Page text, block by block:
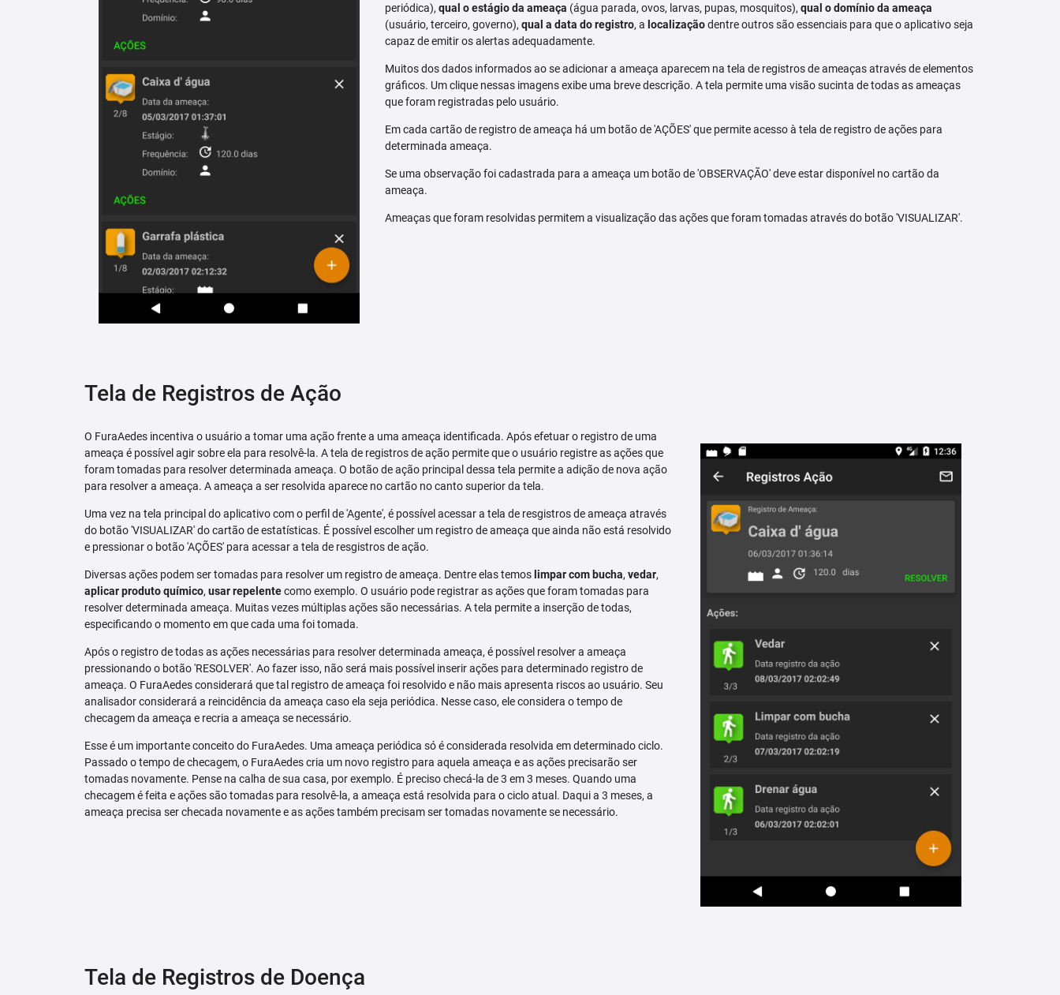
periódica),qual o estágio da ameaça (água parada, ovos, larvas, pupas, mosquitos),qual o domínio da ameaça
(usuário, terceiro, governo),qual a data do registro, a localizaçãodentre outros são essenciais para que o aplicativo seja
capaz de emitir os alertas adequadamente.
Muitos dos dados informados ao se adicionar a ameaça aparecem na tela de registros de ameaças através de elementos
gráficos. Um clique nessas imagens exibe uma breve descrição. A tela permite uma visão sucinta de todas as ameaças
que foram registradas pelo usuário.
Em cada cartão de registro de ameaça há um botão de 'AÇÕES' que permite acesso à tela de registro de ações para
determinada ameaça.
Se uma observação foi cadastrada para a ameaça um botão de 'OBSERVAÇÃO' deve estar disponível no cartão da
ameaça.
Ameaças que foram resolvidas permitem a visualização das ações que foram tomadas através do botão 'VISUALIZAR'.
Tela de Registros de Ação
O FuraAedes incentiva o usuário a tomar uma ação frente a uma ameaça identificada. Após efetuar o registro de uma
ameaça é possível agir sobre ela para resolvê-la. A tela de registros de ação permite que o usuário registre as ações que
foram tomadas para resolver determinada ameaça. O botão de ação principal dessa tela permite a adição de nova ação
para resolver a ameaça. A ameaça a ser resolvida aparece no cartão no canto superior da tela.
Uma vez na tela principal do aplicativo com o perfil de 'Agente', é possível acessar a tela de resgistros de ameaça através
do botão 'VISUALIZAR' do cartão de estatísticas. É possível escolher um registro de ameaça que ainda não está resolvido
e pressionar o botão 'AÇÕES' para acessar a tela de resgistros de ação.
Diversas ações podem ser tomadas para resolver um registro de ameaça. Dentre elas temos limpar com bucha, vedar,
aplicar produto químico, usar repelentecomo exemplo. O usuário pode registrar as ações que foram tomadas para
resolver determinada ameaça. Muitas vezes múltiplas ações são necessárias. A tela permite a inserção de todas,
especificando o momento em que cada uma foi tomada.
Após o registro de todas as ações necessárias para resolver determinada ameaça, é possível resolver a ameaça
pressionando o botão 'RESOLVER'. Ao fazer isso, não será mais possível inserir ações para determinado registro de
ameaça. O FuraAedes considerará que tal registro de ameaça foi resolvido e não mais apresenta riscos ao usuário. Seu
analisador considerará a reincidência da ameaça caso ela seja periódica. Nesse caso, ele considera o tempo de
checagem da ameaça e recria a ameaça se necessário.
Esse é um importante conceito do FuraAedes. Uma ameaça periódica só é considerada resolvida em determinado ciclo.
Passado o tempo de checagem, o FuraAedes cria um novo registro para aquela ameaça e as ações precisarão ser
tomadas novamente. Pense na calha de sua casa, por exemplo. É preciso checá-la de 3 em 3 meses. Quando uma
checagem é feita e ações são tomadas para resolvê-la, a ameaça está resolvida para o ciclo atual. Daqui a 3 meses, a
ameaça precisa ser checada novamente e as ações também precisam ser tomadas novamente se necessário.
Tela de Registros de Doença